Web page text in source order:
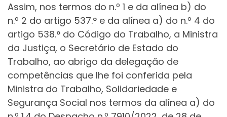
Assim, nos termos do n.º 1 e da alínea b) do
n.º 2 do artigo 537.° e da alínea a) do n.º 4 do
artigo 538.° do Código do Trabalho, a Ministra
da Justiça, o Secretário de Estado do
Trabalho, ao abrigo da delegação de
competências que lhe foi conferida pela
Ministra do Trabalho, Solidariedade e
Segurança Social nos termos da alínea a) do